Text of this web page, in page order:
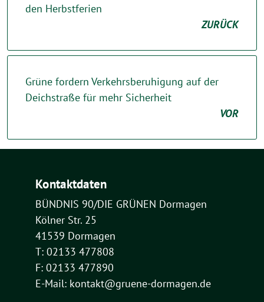
den Herbstferien
ZURÜCK
Grüne fordern Verkehrsberuhigung auf der
Deichstraße für mehr Sicherheit
VOR
Kontaktdaten
BÜNDNIS 90/DIE GRÜNEN Dormagen
Kölner Str. 25
41539 Dormagen
T: 02133 477808
F: 02133 477890
E-Mail: kontakt@gruene-dormagen.de